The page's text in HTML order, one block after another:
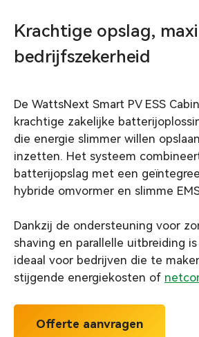
Krachtige opslag,
bedrijfszekerheid
De WattsNext Smart PV ESS
krachtige zakelijke
die energie slimmer willen
inzetten. Het systeem
batterijopslag met een
hybride omvormer en slimme
Dankzij de ondersteuning voor
shaving en parallelle uitbreiding
ideaal voor bedrijven die te
stijgende energiekosten of
Offerte aanvragen